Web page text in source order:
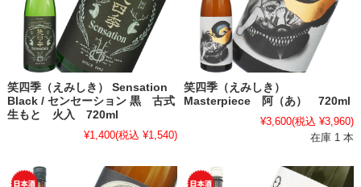
笑四季（えみしき） Sensation
Black / センセーション 黒 古式
生もと 火入 720ml
¥1,400(税込 ¥1,540)
笑四季（えみしき）
Masterpiece 阿（あ） 720ml
¥3,600(税込 ¥3,960)
在庫 1 本